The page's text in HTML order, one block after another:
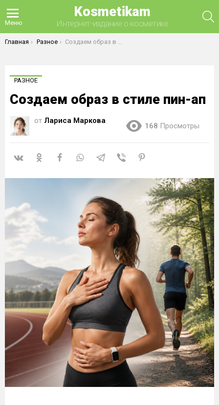
Меню
Kosmetikam
Интернет-издание о косметике
Вы здесь:
Главная Разное Создаем образ в стиле пин-ап
РАЗНОЕ
Создаем образ в стиле пин-ап
от Лариса Маркова
168 Просмотры